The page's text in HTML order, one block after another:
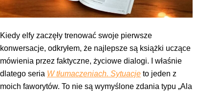
Kiedy elfy zaczęły trenować swoje pierwsze
konwersacje, odkryłem, że najlepsze są książki uczące
mówienia przez faktyczne, życiowe dialogi. I właśnie
dlatego seria W tłumaczeniach. Sytuacje to jeden z
moich faworytów. To nie są wymyślone zdania typu „Ala